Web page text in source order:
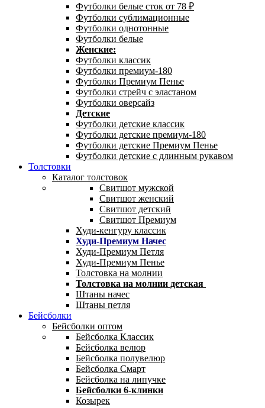
Футболки белые сток от 78 ₽
Футболки сублимационные
Футболки однотонные
Футболки белые
Женские:
Футболки классик
Футболки премиум-180
Футболки Премиум Пенье
Футболки стрейч с эластаном
Футболки оверсайз
Детские
Футболки детские классик
Футболки детские премиум-180
Футболки детские Премиум Пенье
Футболки детские с длинным рукавом
Толстовки
Каталог толстовок
Свитшот мужской
Свитшот женский
Свитшот детский
Свитшот Премиум
Худи-кенгуру классик
Худи-Премиум Начес
Худи-Премиум Петля
Худи-Премиум Пенье
Толстовка на молнии
Толстовка на молнии детская
Штаны начес
Штаны петля
Бейсболки
Бейсболки оптом
Бейсболка Классик
Бейсболка велюр
Бейсболка полувелюр
Бейсболка Смарт
Бейсболка на липучке
Бейсболки 6-клинки
Козырек